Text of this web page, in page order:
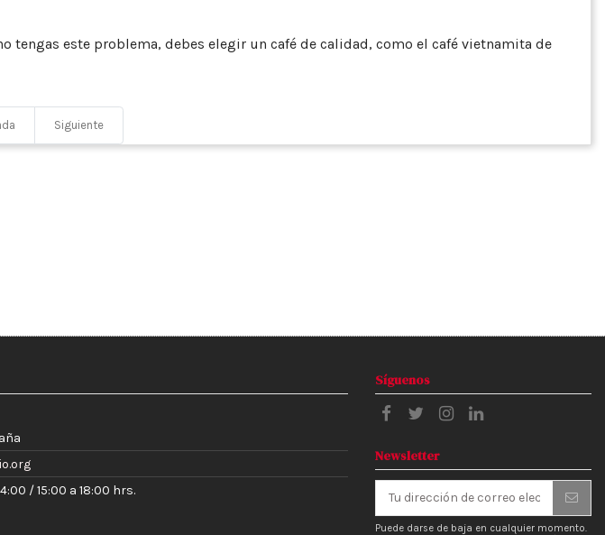
tengas este problema, debes elegir un café de calidad, como el café vietnamita de
Siguiente
/ 15:00 a 18:00 hrs.
Síguenos
Newsletter
Puede darse de baja en cualquier momento.